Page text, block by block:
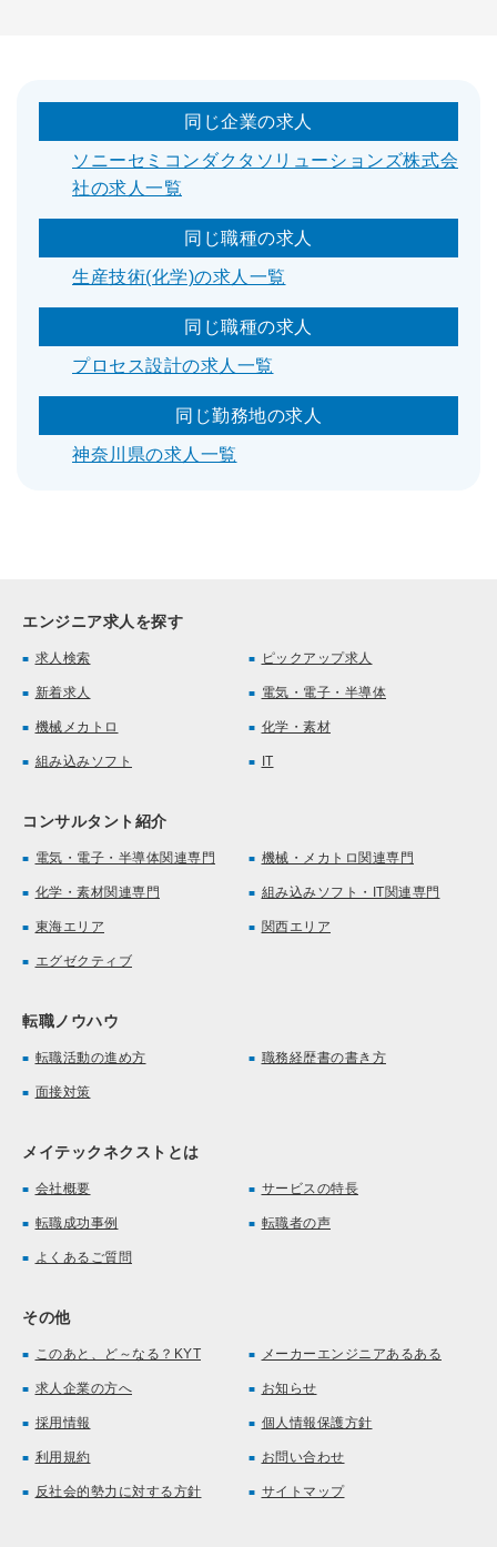
同じ企業の求人
ソニーセミコンダクタソリューションズ株式会
社の求人一覧
同じ職種の求人
生産技術(化学)の求人一覧
同じ職種の求人
プロセス設計の求人一覧
同じ勤務地の求人
神奈川県の求人一覧
エンジニア求人を探す
求人検索 ピックアップ求人
新着求人 電気・電子・半導体
機械メカトロ 化学・素材
組み込みソフト IT
コンサルタント紹介
電気・電子・半導体関連専門 機械・メカトロ関連専門
化学・素材関連専門 組み込みソフト・IT関連専門
東海エリア 関西エリア
エグゼクティブ
転職ノウハウ
転職活動の進め方 職務経歴書の書き方
面接対策
メイテックネクストとは
会社概要 サービスの特長
転職成功事例 転職者の声
よくあるご質問
その他
このあと、ど～なる？KYT メーカーエンジニアあるある
求人企業の方へ お知らせ
採用情報 個人情報保護方針
利用規約 お問い合わせ
反社会的勢力に対する方針 サイトマップ